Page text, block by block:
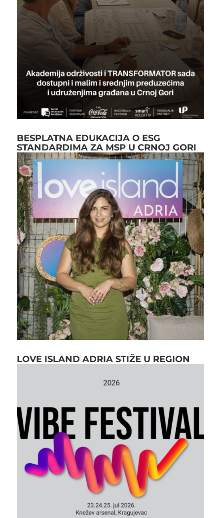
BESPLATNA EDUKACIJA O ESG
STANDARDIMA ZA MSP U CRNOJ GORI
LOVE ISLAND ADRIA STIŽE U REGION